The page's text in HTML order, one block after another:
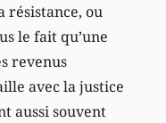
résistance, ou
le fait qu’une
revenus
avec la justice
aussi souvent